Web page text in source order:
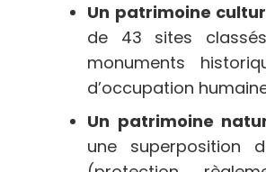
Un patrimoine
de 43 sites
monuments
d’occupation
Un patrimoine
une superposition